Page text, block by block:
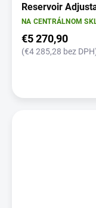
Reservoir
NA CENTRÁLNOM
€5 270,90
(€4 285,28 bez